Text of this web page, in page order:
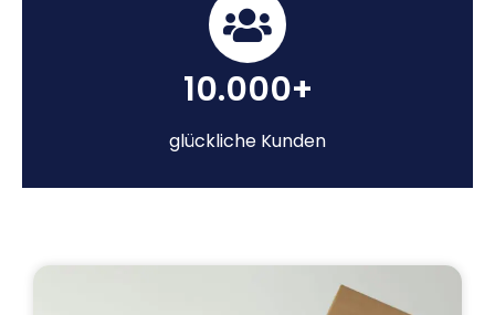
10.000+
glückliche Kunden